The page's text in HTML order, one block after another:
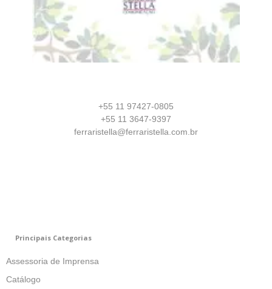
+55 11 97427-0805
+55 11 3647-9397
ferraristella@ferraristella.com.br
Principais Categorias
Assessoria de Imprensa
Catálogo